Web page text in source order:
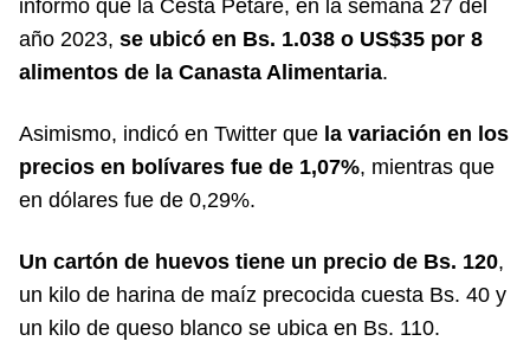
informó que la Cesta Petare, en la semana 27 del
año 2023, se ubicó en Bs. 1.038 o US$35 por 8
alimentos de la Canasta Alimentaria.
Asimismo, indicó en Twitter que la variación en los
precios en bolívares fue de 1,07%, mientras que
en dólares fue de 0,29%.
Un cartón de huevos tiene un precio de Bs. 120,
un kilo de harina de maíz precocida cuesta Bs. 40 y
un kilo de queso blanco se ubica en Bs. 110.